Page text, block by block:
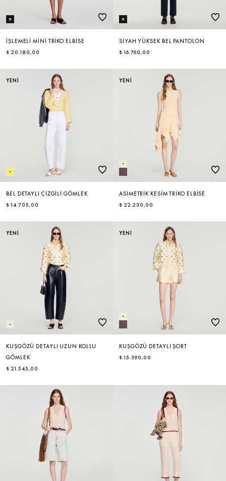
İŞLEMELI MINI TRIKO ELBISE
₺ 20.180,00
SIYAH YÜKSEK BEL PANTOLON
₺ 16.760,00
YENİ
BEL DETAYLI ÇIZGILI GÖMLEK
₺ 14.705,00
YENİ
ASIMETRIK KESIM TRIKO ELBISE
₺ 22.230,00
YENİ
KUŞGÖZÜ DETAYLI UZUN KOLLU
GÖMLEK
₺ 21.545,00
YENİ
KUŞGÖZÜ DETAYLI ŞORT
₺ 15.390,00